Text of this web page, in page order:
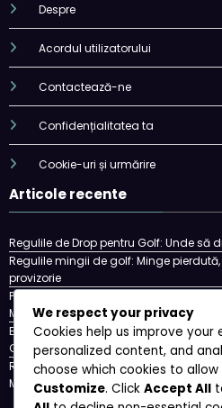
Despre
Acordul utilizatorului
Contactează-ne
Confidențialitatea ta
Cookie-uri și urmărire
Articole recente
Regulile de Drop pentru Golf: Unde să
Regulile mingii de golf: Minge
provizorie
Penalizări în golf: Înțelegerea rolului
Menținerea corectitudinii
Eticheta în Golf: A fi Punctual,
Green
Regulile de penalizare în golf: Lovirea
Minge mutată de vânt
We respect your privacy
Cookies help us improve your
personalized content, and
choose which cookies to allow
Customize. Click Accept All